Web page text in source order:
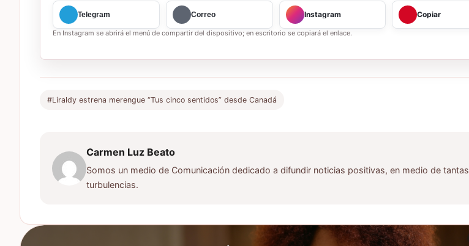
Telegram Correo Instagram Copiar
En Instagram se abrirá el menú de compartir del dispositivo; en escritorio se copiará el enlace.
#Liraldy estrena merengue “Tus cinco sentidos” desde Canadá
Carmen Luz Beato
Somos un medio de Comunicación dedicado a difundir noticias positivas, en medio de tantas
turbulencias.